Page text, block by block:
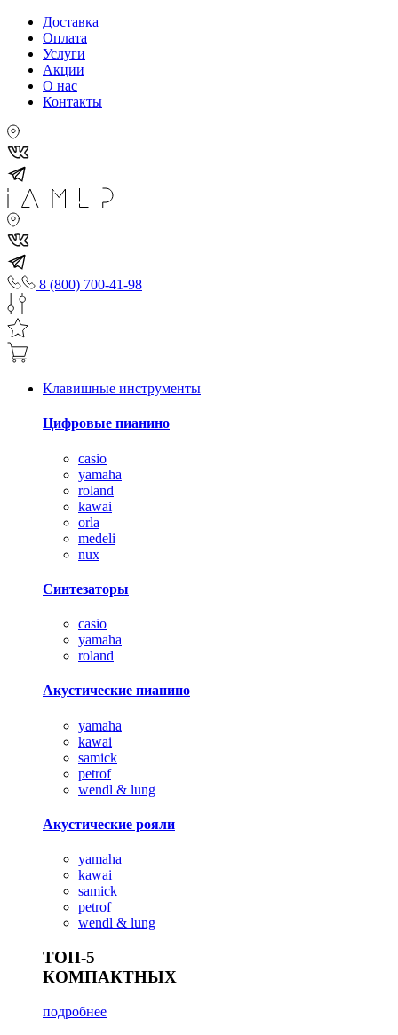
Доставка
Оплата
Услуги
Акции
О нас
Контакты
8 (800) 700-41-98
Клавишные инструменты
Цифровые пианино
casio
yamaha
roland
kawai
orla
medeli
nux
Синтезаторы
casio
yamaha
roland
Акустические пианино
yamaha
kawai
samick
petrof
wendl & lung
Акустические рояли
yamaha
kawai
samick
petrof
wendl & lung
ТОП-5
КОМПАКТНЫХ
подробнее